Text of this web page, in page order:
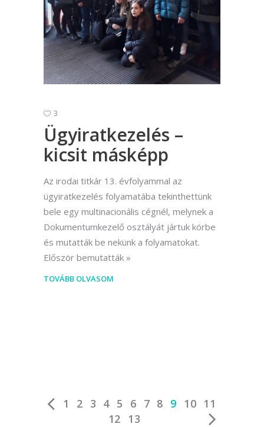
3
Ügyiratkezelés –
kicsit másképp
Az irodai titkár 13. évfolyammal az
ügyiratkezelés folyamatába tekinthettünk
bele egy multinacionális cégnél, melynek a
Dokumentumkezelő osztályát jártuk körbe
és mutatták be nekünk a folyamatokat.
Először bemutatták
TOVÁBB OLVASOM
1 2 3 4 5 6 7 8 9 10 11
12
13